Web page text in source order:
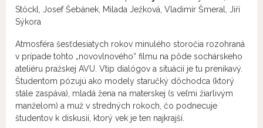
Stöckl, Josef Šebánek, Milada Ježková, Vladimír Šmeral, Jiří
Sýkora
Atmosféra šesťdesiatych rokov minulého storočia rozohraná
v prípade tohto „novovlnového“ filmu na pôde sochárskeho
ateliéru pražskej AVU. Vtip dialógov a situácií je tu prenikavý.
Študentom pózujú ako modely staručký dôchodca (ktorý
stále zaspáva), mladá žena na materskej (s veľmi žiarlivým
manželom) a muž v stredných rokoch, čo podnecuje
študentov k diskusií, ktorý vek je ten najkrajší.